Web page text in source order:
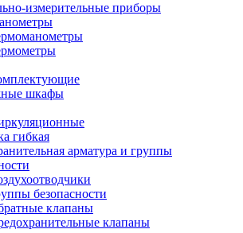
измерительные приборы
шкафы
гибкая
арматура и группы
безопасности
клапаны
клапаны